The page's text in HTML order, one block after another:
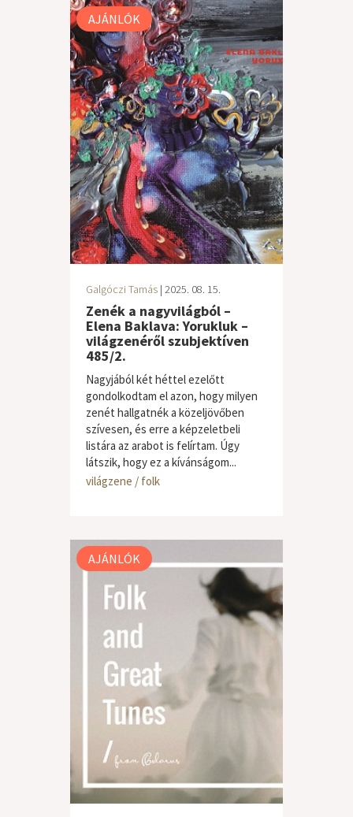
AJÁNLÓK
Galgóczi Tamás | 2025. 08. 15.
Zenék a nagyvilágból –
Elena Baklava: Yorukluk –
világzenéről szubjektíven
485/2.
Nagyjából két héttel ezelőtt
gondolkodtam el azon, hogy milyen
zenét hallgatnék a közeljövőben
szívesen, és erre a képzeletbeli
listára az arabot is felírtam. Úgy
látszik, hogy ez a kívánságom...
világzene / folk
AJÁNLÓK